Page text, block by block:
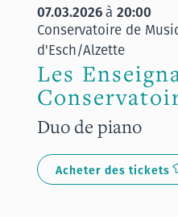
07.03.2026à 20:00
Conservatoire de
d'Esch/Alzette
Les
Duo de piano
Acheter des tickets